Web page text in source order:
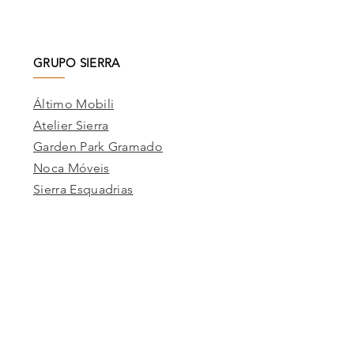
GRUPO SIERRA
Áltimo Mobili
Atelier Sierra
Garden Park Gramado
Noca Móveis
Sierra Esquadrias